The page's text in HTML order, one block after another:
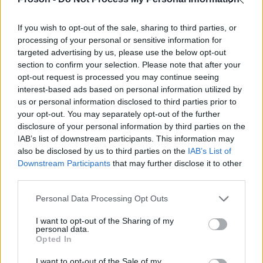
If you wish to opt-out of the sale, sharing to third parties, or
processing of your personal or sensitive information for
targeted advertising by us, please use the below opt-out
section to confirm your selection. Please note that after your
opt-out request is processed you may continue seeing
interest-based ads based on personal information utilized by
us or personal information disclosed to third parties prior to
your opt-out. You may separately opt-out of the further
disclosure of your personal information by third parties on the
IAB’s list of downstream participants. This information may
also be disclosed by us to third parties on the IAB’s List of
Downstream Participants that may further disclose it to other
Please note that this website/app uses one or more Google
not limited to your visit or usage behaviour. You may click to
grant or deny consent to Google and its third-party tags to
use your data for below specified purposes in below Google
consent section.
Personal Data Processing Opt Outs
I want to opt-out of the Sharing of my
personal data.
Opted In
I want to opt-out of the Sale of my
Κοινωνία
30 Μαΐ 2026
Τα πιο συχνά λάθη που κάνουμε με το ελαιόλαδο
Κοινωνία
30 Μαΐ 2026 16:38
Κοινωνία
30 Μαΐ 2026